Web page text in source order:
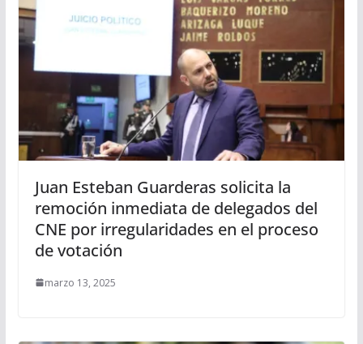
Juan Esteban Guarderas solicita la
remoción inmediata de delegados del
CNE por irregularidades en el proceso
de votación
marzo 13, 2025